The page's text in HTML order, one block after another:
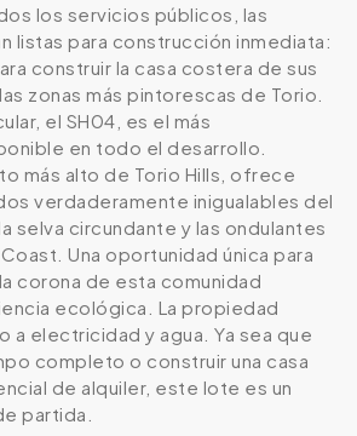
los servicios públicos, las
listas para construcción inmediata:
construir la casa costera de sus
zonas más pintorescas de Torio.
el SH04, es el más
en todo el desarrollo.
más alto de Torio Hills, ofrece
verdaderamente inigualables del
selva circundante y las ondulantes
Una oportunidad única para
corona de esta comunidad
ecológica. La propiedad
a electricidad y agua. Ya sea que
completo o construir una casa
de alquiler, este lote es un
partida.